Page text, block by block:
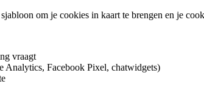
om je cookies in kaart te brengen en je
vraagt
Analytics, Facebook Pixel, chatwidgets)